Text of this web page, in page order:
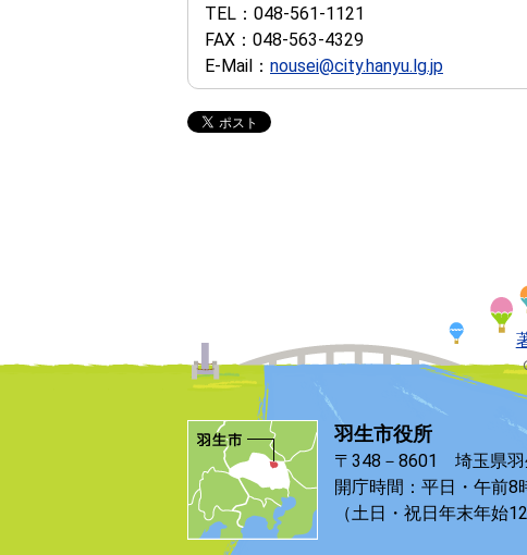
TEL： 048-561-1121
FAX： 048-563-4329
E-Mail： nousei@city.hanyu.lg.jp
羽生市役所
〒348－8601 埼玉県羽
開庁時間：平日・午前8
（土日・祝日年末年始